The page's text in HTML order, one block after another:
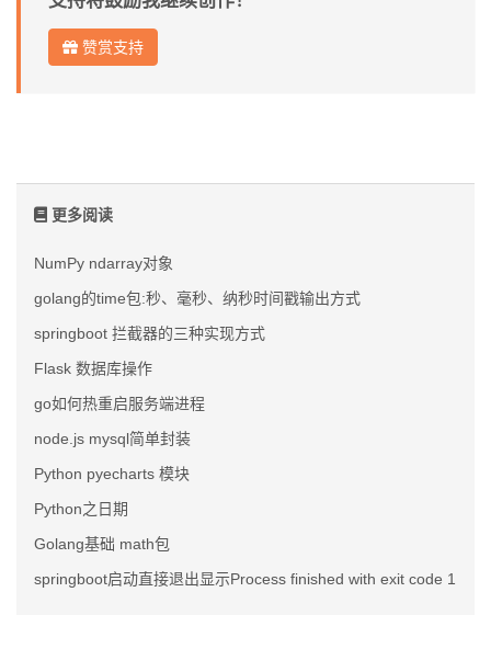
赞赏支持
更多阅读
NumPy ndarray对象
golang的time包:秒、毫秒、纳秒时间戳输出方式
springboot 拦截器的三种实现方式
Flask 数据库操作
go如何热重启服务端进程
node.js mysql简单封装
Python pyecharts 模块
Python之日期
Golang基础 math包
springboot启动直接退出显示Process finished with exit code 1